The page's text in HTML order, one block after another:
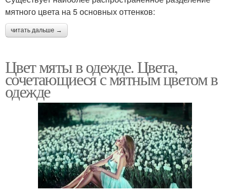
мятного цвета на 5 основных оттенков:
читать дальше →
Цвет мяты в одежде. Цвета,
сочетающиеся с мятным цветом в
одежде